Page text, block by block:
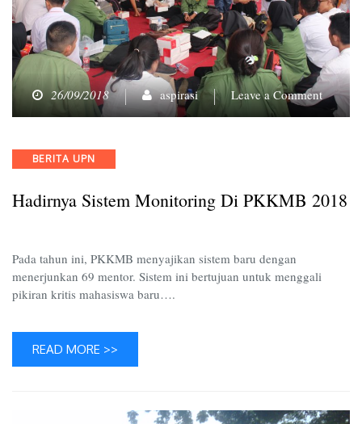
26/09/2018 aspirasi Leave a Commenton
2018
Categories
BERITA UPN
Hadirnya Sistem Monitoring Di PKKMB 2018
Pada tahun ini, PKKMB menyajikan sistem baru dengan
menerjunkan 69 mentor. Sistem ini bertujuan untuk menggali
pikiran kritis mahasiswa baru….
READ MORE >>